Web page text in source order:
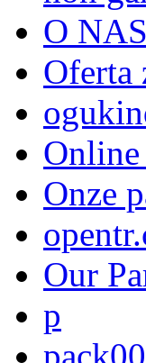
O NAS
Oferta
Online
Onze
Our
p